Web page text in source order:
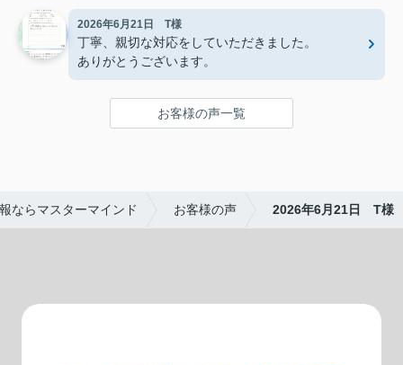
本当にありがとうございました！
2026年6月21日 T様
丁寧、親切な対応をしていただきました。
ありがとうございます。
お客様の声一覧
ならマスターマインド お客様の声 2026年6月21日 T様